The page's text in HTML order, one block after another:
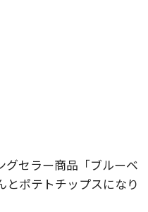
グセラー商品「ブルーベ
とポテトチップスになり